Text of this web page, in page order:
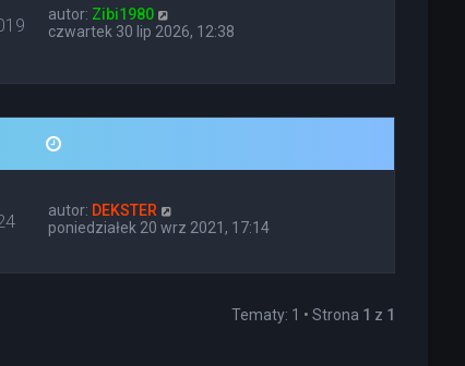
autor: Zibi1980
czwartek 30 lip 2026, 12:38
autor: DEKSTER
poniedziałek 20 wrz 2021, 17:14
Tematy: 1 • Strona 1 z 1